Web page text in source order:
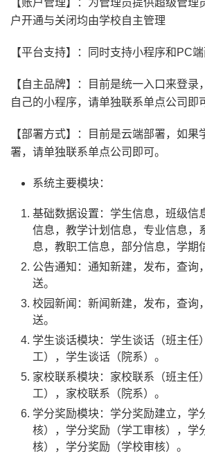
【账户管理】：为管理员提供超级管理
户开通与关闭均由学校自主管理
【平台支持】：同时支持小程序和PC
【自主品牌】：目前是统一入口来登录
自己的小程序，请单独联系单点公司即
【部署方式】：目前是云端部署，如果
署，请单独联系单点公司即可。
系统主要模块：
基础数据设置：学生信息，班级信
信息，教学计划信息，专业信息，
息，教职工信息，部分信息，学期
公告通知：通知新建，发布，查询
送。
校园新闻：新闻新建，发布，查询
送。
学生谈话模块：学生谈话（班主任
工），学生谈话（院系）。
家校联系模块：家校联系（班主任
工），家校联系（院系）。
学分奖励模块：学分奖励建立，学
核），学分奖励（学工审核），学
核），学分奖励（学校审核）。